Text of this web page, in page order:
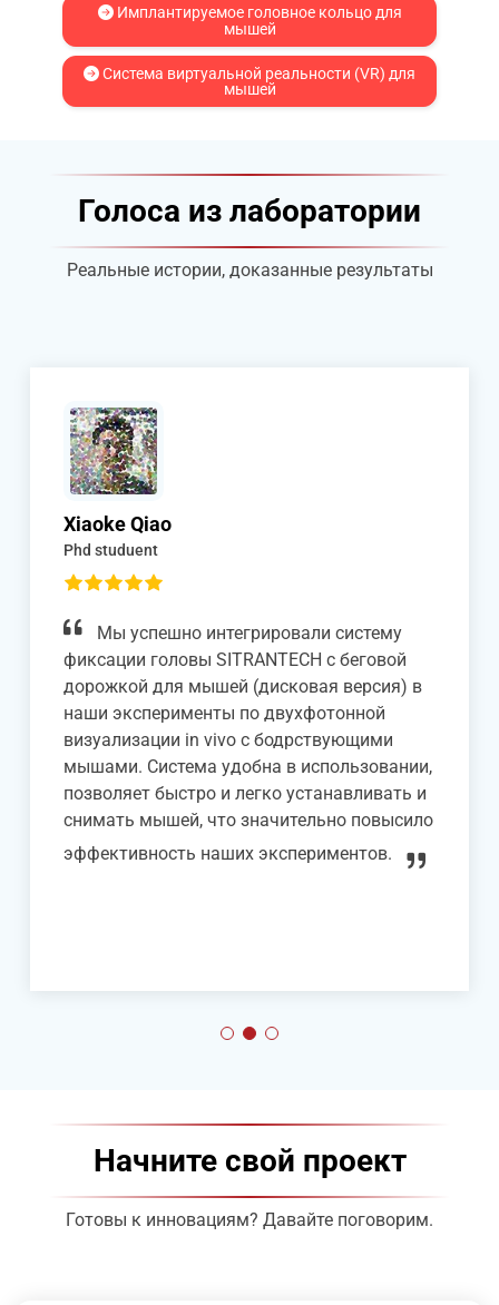
Имплантируемое головное кольцо для
мышей
Система виртуальной реальности (VR) для
мышей
Голоса из лаборатории
Реальные истории, доказанные результаты
Xiaoke Qiao
Phd studuent
Мы успешно интегрировали систему
фиксации головы SITRANTECH с беговой
дорожкой для мышей (дисковая версия) в
наши эксперименты по двухфотонной
визуализации in vivo с бодрствующими
мышами. Система удобна в использовании,
позволяет быстро и легко устанавливать и
снимать мышей, что значительно повысило
эффективность наших экспериментов.
Начните свой проект
Готовы к инновациям? Давайте поговорим.